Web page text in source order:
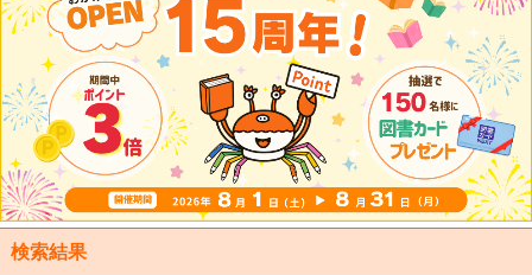
検索結果